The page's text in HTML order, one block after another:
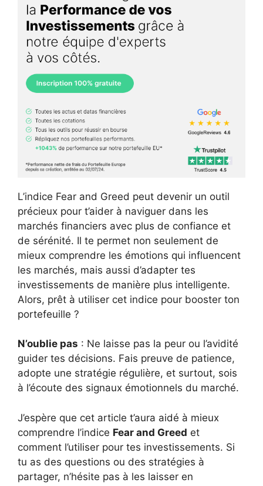
L’indice Fear and Greed peut devenir un outil
précieux pour t’aider à naviguer dans les
marchés financiers avec plus de confiance et
de sérénité. Il te permet non seulement de
mieux comprendre les émotions qui influencent
les marchés, mais aussi d’adapter tes
investissements de manière plus intelligente.
Alors, prêt à utiliser cet indice pour booster ton
portefeuille ?
N’oublie pas : Ne laisse pas la peur ou l’avidité
guider tes décisions. Fais preuve de patience,
adopte une stratégie régulière, et surtout, sois
à l’écoute des signaux émotionnels du marché.
J’espère que cet article t’aura aidé à mieux
comprendre l’indice Fear and Greed et
comment l’utiliser pour tes investissements. Si
tu as des questions ou des stratégies à
partager, n’hésite pas à les laisser en